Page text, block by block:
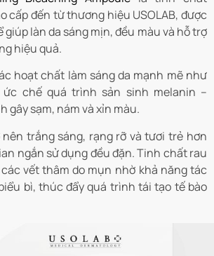
cấp đến từ thương hiệu USOLAB, được
giúp làn da sáng mịn, đều màu và hỗ trợ
hiệu quả.
hoạt chất làm sáng da mạnh mẽ như
ức chế quá trình sản sinh melanin –
gây sạm, nám và xỉn màu.
trắng sáng, rạng rỡ và tươi trẻ hơn
ngắn sử dụng đều đặn. Tinh chất rau
vết thâm do mụn nhờ khả năng tác
bì, thúc đẩy quá trình tái tạo tế bào